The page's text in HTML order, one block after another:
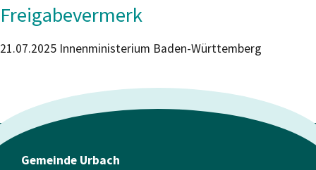
Freigabevermerk
21.07.2025 Innenministerium Baden-Württemberg
Gemeinde Urbach